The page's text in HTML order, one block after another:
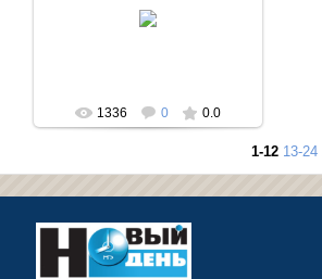
1336 0 0.0
1-12 13-24